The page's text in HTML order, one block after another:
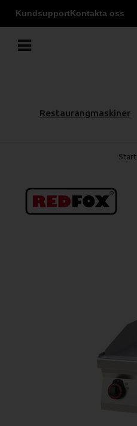
KundsupportKontakta oss
Restaurangmaskiner
Start